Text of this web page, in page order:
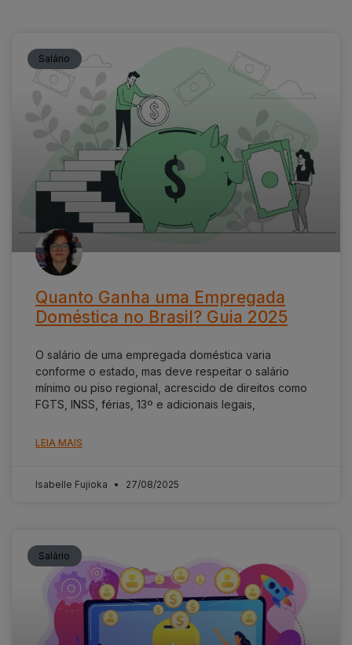
Salário
Quanto Ganha uma Empregada
Doméstica no Brasil? Guia 2025
O salário de uma empregada doméstica varia
conforme o estado, mas deve respeitar o salário
mínimo ou piso regional, acrescido de direitos como
FGTS, INSS, férias, 13º e adicionais legais,
LEIA MAIS
Isabelle Fujioka 27/08/2025
Salário